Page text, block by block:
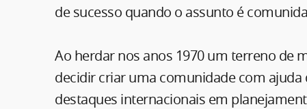
de sucesso quando o assunto é
Ao herdar nos anos 1970 um terreno de
decidir criar uma comunidade com
destaques internacionais em